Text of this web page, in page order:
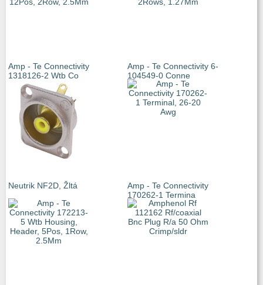
Amp - Te Connectivity
1318126-2 Wtb Co
Amp - Te Connectivity 6-
104549-0 Conne
Neutrik NF2D, Žltá
Amp - Te Connectivity
170262-1 Termina